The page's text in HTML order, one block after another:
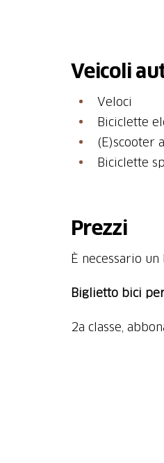
Veicoli
Veloci
Biciclette
(E)scooter
Biciclette
Prezzi
È necessario
Biglietto bici